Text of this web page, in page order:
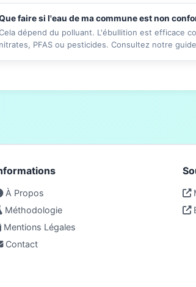
faire si l'eau de ma commune est non
dépend du polluant. L'ébullition est efficace
nitrates, PFAS ou pesticides. Consultez notre
À Propos
Méthodologie
Mentions Légales
Contact